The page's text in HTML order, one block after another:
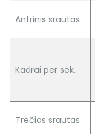
Antrinis srautas
Kadrai per sek.
Trečias srautas